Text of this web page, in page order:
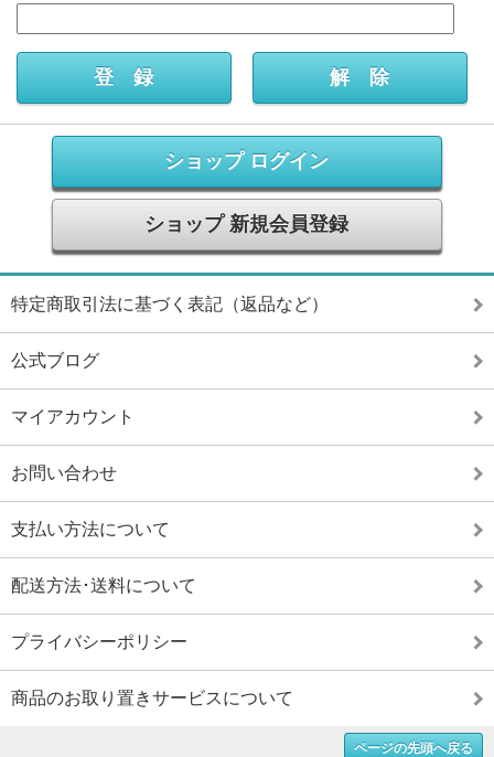
ショップ ログイン
ショップ 新規会員登録
特定商取引法に基づく表記（返品など）
公式ブログ
マイアカウント
お問い合わせ
支払い方法について
配送方法･送料について
プライバシーポリシー
商品のお取り置きサービスについて
ページの先頭へ戻る